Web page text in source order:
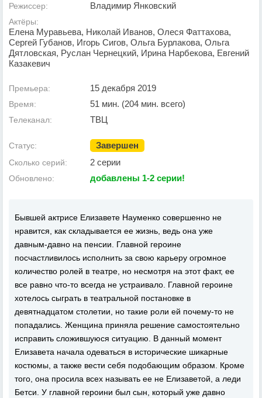
Режиссер: Владимир Янковский
Актёры:
Елена Муравьева, Николай Иванов, Олеся Фаттахова,
Сергей Губанов, Игорь Сигов, Ольга Бурлакова, Ольга
Дятловская, Руслан Чернецкий, Ирина Нарбекова, Евгений
Казакевич
Премьера: 15 декабря 2019
Время: 51 мин. (204 мин. всего)
Телеканал: ТВЦ
Статус: Завершен
Сколько серий: 2 серии
Обновлено: добавлены 1-2 серии!
Бывшей актрисе Елизавете Науменко совершенно не
нравится, как складывается ее жизнь, ведь она уже
давным-давно на пенсии. Главной героине
посчастливилось исполнить за свою карьеру огромное
количество ролей в театре, но несмотря на этот факт, ее
все равно что-то всегда не устраивало. Главной героине
хотелось сыграть в театральной постановке в
девятнадцатом столетии, но такие роли ей почему-то не
попадались. Женщина приняла решение самостоятельно
исправить сложившуюся ситуацию. В данный момент
Елизавета начала одеваться в исторические шикарные
костюмы, а также вести себя подобающим образом. Кроме
того, она просила всех называть ее не Елизаветой, а леди
Бетси. У главной героини был сын, который уже давно